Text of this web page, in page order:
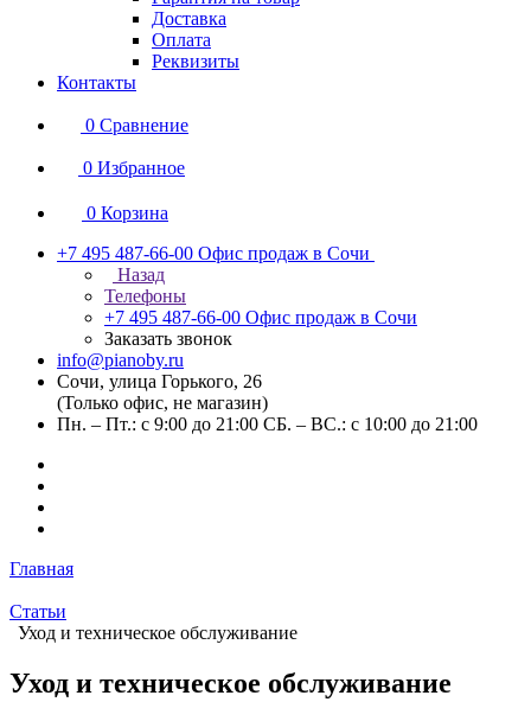
Доставка
Оплата
Реквизиты
Контакты
0 Сравнение
0 Избранное
0 Корзина
+7 495 487-66-00 Офис продаж в Сочи
Назад
Телефоны
+7 495 487-66-00 Офис продаж в Сочи
Заказать звонок
info@pianoby.ru
Сочи, улица Горького, 26
(Только офис, не магазин)
Пн. – Пт.: с 9:00 до 21:00 СБ. – ВС.: с 10:00 до 21:00
Главная
Статьи
Уход и техническое обслуживание
Уход и техническое обслуживание